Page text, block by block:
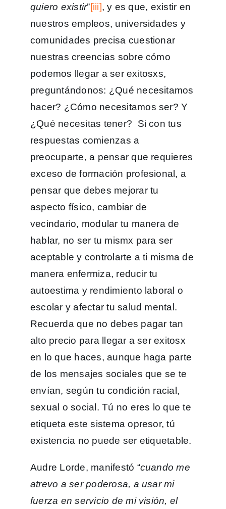
quiero existir”[iii], y es que, existir en
nuestros empleos, universidades y
comunidades precisa cuestionar
nuestras creencias sobre cómo
podemos llegar a ser exitosxs,
preguntándonos: ¿Qué necesitamos
hacer? ¿Cómo necesitamos ser? Y
¿Qué necesitas tener? Si con tus
respuestas comienzas a
preocuparte, a pensar que requieres
exceso de formación profesional, a
pensar que debes mejorar tu
aspecto físico, cambiar de
vecindario, modular tu manera de
hablar, no ser tu mismx para ser
aceptable y controlarte a ti misma de
manera enfermiza, reducir tu
autoestima y rendimiento laboral o
escolar y afectar tu salud mental.
Recuerda que no debes pagar tan
alto precio para llegar a ser exitosx
en lo que haces, aunque haga parte
de los mensajes sociales que se te
envían, según tu condición racial,
sexual o social. Tú no eres lo que te
etiqueta este sistema opresor, tú
existencia no puede ser etiquetable.
Audre Lorde, manifestó “cuando me
atrevo a ser poderosa, a usar mi
fuerza en servicio de mi visión, el